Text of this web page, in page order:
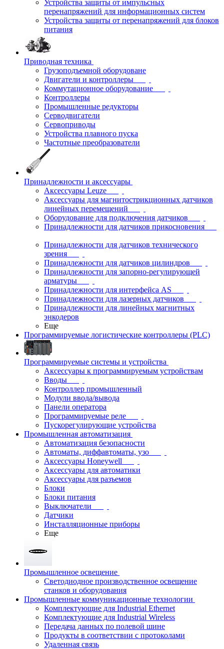
Устройства защиты от импульсных
перенапряжений для информационных систем
Устройства защиты от перенапряжений для блоков
питания
Приводная техника
Грузоподъемной оборудоване
Двигатели и контроллеры
Коммутационное оборудование
Контроллеры
Промышленные редукторы
Серводвигатели
Сервоприводы
Устройства плавного пуска
Частотные преобразователи
Принадлежности и аксессуары
Аксессуары Leuze
Аксессуары для магнитострикционных датчиков
линейных перемещений
Оборудование для подключения датчиков
Принадлежности для датчиков прикосновения
Принадлежности для датчиков технического
зрения
Принадлежности для датчиков цилиндров
Принадлежности для запорно-регулирующей
арматуры
Принадлежности для интерфейса AS
Принадлежности для лазерных датчиков
Принадлежности для линейных магнитных
энкодеров
Еще
Программируемые логистические контроллеры (PLC)
Программируемые системы и устройства
Аксессуары к программируемым устройствам
Вводы
Контроллер промышленный
Модули ввода/вывода
Панели оператора
Программируемые реле
Пускорегулирующие устройства
Промышленная автоматизация
Автоматизация безопасности
Автоматы, диффавтоматы, узо
Аксессуары Honeywell
Аксессуары для автоматики
Аксессуары для разъемов
Блоки
Блоки питания
Выключатели
Датчики
Инсталляционные приборы
Еще
Промышленное освещение
Светодиодное производственное освещение
станков и оборудования
Промышленные коммуникационные технологии
Комплектующие для Industrial Ethernet
Комплектующие для Industrial Wireless
Передача данных по полевой шине
Продукты в соответствии с протоколами
Удаленная связь